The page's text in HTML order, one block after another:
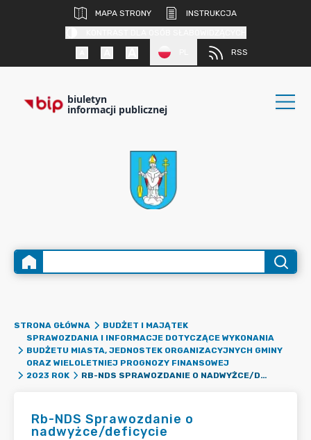
MAPA STRONY
INSTRUKCJA
RSS
biuletyn
informacji publicznej
STRONA GŁÓWNA
BUDŻET I MAJĄTEK
SPRAWOZDANIA I INFORMACJE DOTYCZĄCE WYKONANIA
BUDŻETU MIASTA, JEDNOSTEK ORGANIZACYJNYCH GMINY
ORAZ WIELOLETNIEJ PROGNOZY FINANSOWEJ
2023 ROK
RB-NDS SPRAWOZDANIE O NADWYŻCE/DEFICYCIE
Rb-NDS Sprawozdanie o
nadwyżce/deficycie